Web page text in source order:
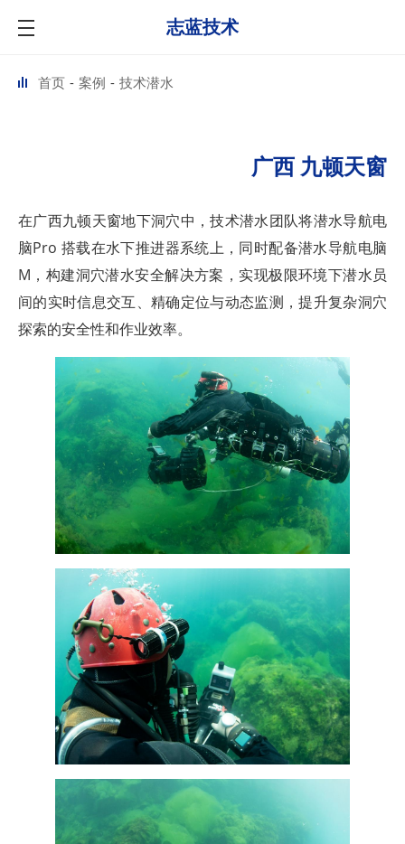
志蓝技术
首页 案例 技术潜水
广西 九顿天窗
在广西九顿天窗地下洞穴中，技术潜水团队将潜水导航电
脑Pro 搭载在水下推进器系统上，同时配备潜水导航电脑
M，构建洞穴潜水安全解决方案，实现极限环境下潜水员
间的实时信息交互、精确定位与动态监测，提升复杂洞穴
探索的安全性和作业效率。